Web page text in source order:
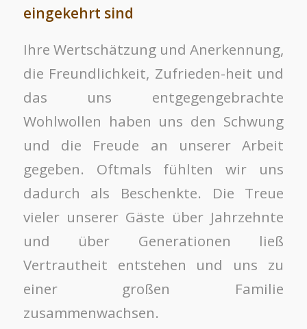
eingekehrt sind
Ihre Wertschätzung und Anerkennung,
die Freundlichkeit, Zufrieden-heit und
das uns entgegengebrachte
Wohlwollen haben uns den Schwung
und die Freude an unserer Arbeit
gegeben. Oftmals fühlten wir uns
dadurch als Beschenkte. Die Treue
vieler unserer Gäste über Jahrzehnte
und über Generationen ließ
Vertrautheit entstehen und uns zu
einer großen Familie
zusammenwachsen.